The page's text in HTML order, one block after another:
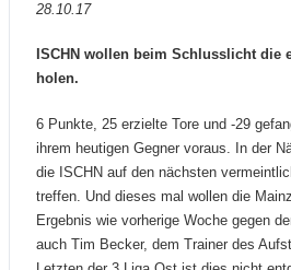
28.10.17
ISCHN wollen beim Schlusslicht die
holen.
6 Punkte, 25 erzielte Tore und -29
ihrem heutigen Gegner voraus. In der
die ISCHN auf den nächsten
treffen. Und dieses mal wollen die
Ergebnis wie vorherige Woche gegen
auch Tim Becker, dem Trainer des